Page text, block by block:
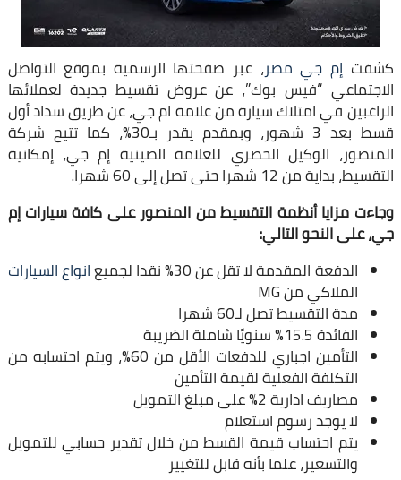
كشفتإم جي مصر، عبر صفحتها الرسمية بموقع التواصل
الاجتماعي “فيس بوك”، عن عروض تقسيط جديدة لعملائها
الراغبين في امتلاك سيارة من علامة ام جي، عن طريق سداد أول
قسط بعد 3 شهور، وبمقدم يقدر بـ30%، كما تتيح شركة
المنصور، الوكيل الحصري للعلامة الصينية إم جي، إمكانية
التقسيط، بداية من 12 شهرا حتى تصل إلى 60 شهرا.
وجاءت مزايا أنظمة التقسيط من المنصور على كافة سيارات إم
جي، على النحو التالي:
الدفعة المقدمة لا تقل عن 30% نقدا لجميع
انواع السيارات
الملاكي من MG
مدة التقسيط تصل لـ60 شهرا
الفائدة 15.5% سنويًا شاملة الضريبة
التأمين اجباري للدفعات الأقل من 60%، ويتم احتسابه من
التكلفة الفعلية لقيمة التأمين
مصاريف ادارية 2% على مبلغ التمويل
لا يوجد رسوم استعلام
يتم احتساب قيمة القسط من خلال تقدير حسابي للتمويل
والتسعير، علما بأنه قابل للتغيير